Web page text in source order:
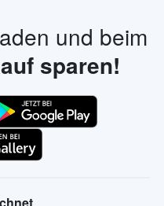
und beim
sparen!